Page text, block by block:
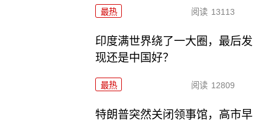
最热 阅读 13113
印度满世界绕了一大圈，最后发
现还是中国好？
最热 阅读 12809
特朗普突然关闭领事馆，高市早